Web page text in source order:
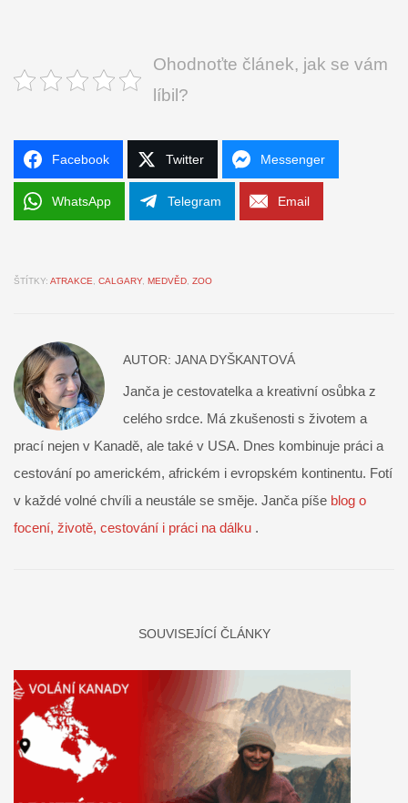
Ohodnoťte článek, jak se vám
líbil?
Facebook Twitter Messenger
WhatsApp Telegram Email
ŠTÍTKY: ATRAKCE CALGARY, MEDVĚD ZOO
AUTOR: JANA DYŠKANTOVÁ
Janča je cestovatelka a kreativní osůbka z
celého srdce. Má zkušenosti s životem a
prací nejen v Kanadě, ale také v USA. Dnes kombinuje práci a
cestování po americkém, africkém i evropském kontinentu. Fotí
v každé volné chvíli a neustále se směje. Janča píše blog o
focení, životě, cestování i práci na dálku .
SOUVISEJÍCÍ ČLÁNKY